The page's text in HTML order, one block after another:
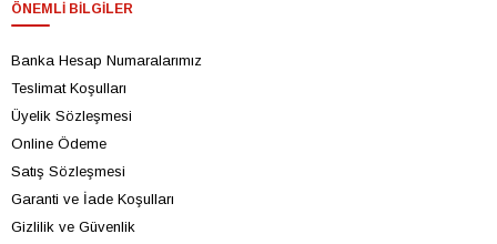
ÖNEMLI BILGILER
Banka Hesap Numaralarımız
Teslimat Koşulları
Üyelik Sözleşmesi
Online Ödeme
Satış Sözleşmesi
Garanti ve İade Koşulları
Gizlilik ve Güvenlik